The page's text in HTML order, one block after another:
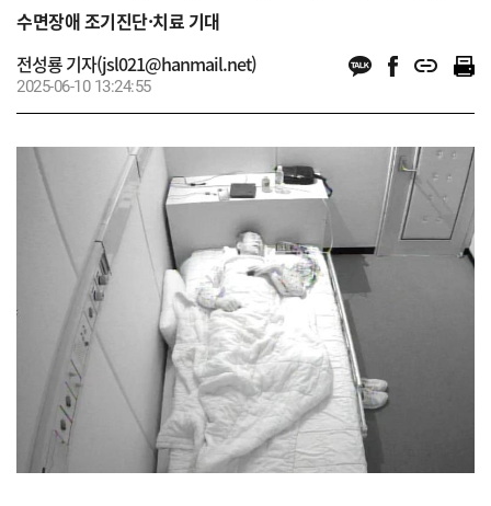
수면장애 조기진단·치료 기대
전성룡 기자(jsl021@hanmail.net)
2025-06-10 13:24:55